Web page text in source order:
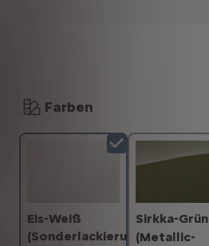
Farben
Eis-Weiß
(Sonderlackierung)
Sirkka-Grün
(Metallic-